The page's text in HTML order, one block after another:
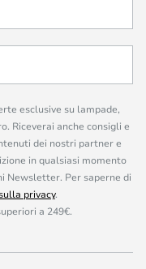
esclusive su lampade,
Riceverai anche consigli e
dei nostri partner e
in qualsiasi momento
Newsletter. Per saperne di
privacy.
a 249€.